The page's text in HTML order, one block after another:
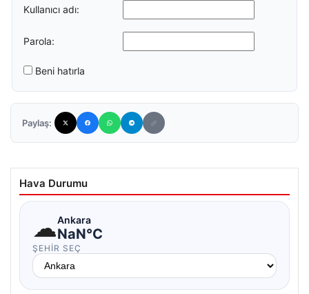
Kullanıcı adı:
Parola:
Beni hatırla
Paylaş:
Hava Durumu
☁Ankara
NaN°C
ŞEHIR SEÇ